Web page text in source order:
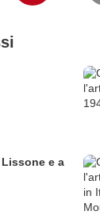
e a